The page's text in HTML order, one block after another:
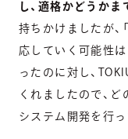
し、適格かどうかま
持ちかけましたが、
応していく可能性
ったのに対し、
くれましたので、
システム開発を行っ